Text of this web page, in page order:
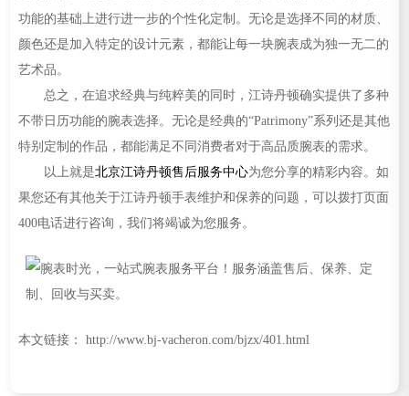
功能的基础上进行进一步的个性化定制。无论是选择不同的材质、
颜色还是加入特定的设计元素，都能让每一块腕表成为独一无二的
艺术品。
总之，在追求经典与纯粹美的同时，江诗丹顿确实提供了多种
不带日历功能的腕表选择。无论是经典的“Patrimony”系列还是其他
特别定制的作品，都能满足不同消费者对于高品质腕表的需求。
以上就是北京江诗丹顿售后服务中心为您分享的精彩内容。如
果您还有其他关于江诗丹顿手表维护和保养的问题，可以拨打页面
400电话进行咨询，我们将竭诚为您服务。
本文链接： http://www.bj-vacheron.com/bjzx/401.html